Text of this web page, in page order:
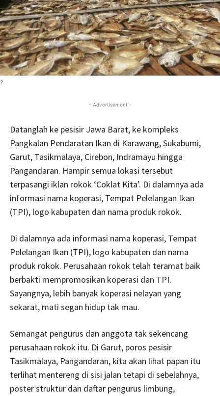
?
- Advertisement -
Datanglah ke pesisir Jawa Barat, ke kompleks
Pangkalan Pendaratan Ikan di Karawang, Sukabumi,
Garut, Tasikmalaya, Cirebon, Indramayu hingga
Pangandaran. Hampir semua lokasi tersebut
terpasangi iklan rokok ‘Coklat Kita’. Di dalamnya ada
informasi nama koperasi, Tempat Pelelangan Ikan
(TPI), logo kabupaten dan nama produk rokok.
Di dalamnya ada informasi nama koperasi, Tempat
Pelelangan Ikan (TPI), logo kabupaten dan nama
produk rokok. Perusahaan rokok telah teramat baik
berbakti mempromosikan koperasi dan TPI.
Sayangnya, lebih banyak koperasi nelayan yang
sekarat, mati segan hidup tak mau.
Semangat pengurus dan anggota tak sekencang
perusahaan rokok itu. Di Garut, poros pesisir
Tasikmalaya, Pangandaran, kita akan lihat papan itu
terlihat mentereng di sisi jalan tetapi di sebelahnya,
poster struktur dan daftar pengurus limbung,